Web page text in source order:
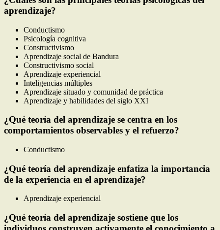
aprendizaje?
Conductismo
Psicología cognitiva
Constructivismo
Aprendizaje social de Bandura
Constructivismo social
Aprendizaje experiencial
Inteligencias múltiples
Aprendizaje situado y comunidad de práctica
Aprendizaje y habilidades del siglo XXI
¿Qué teoría del aprendizaje se centra en los
comportamientos observables y el refuerzo?
Conductismo
¿Qué teoría del aprendizaje enfatiza la importancia
de la experiencia en el aprendizaje?
Aprendizaje experiencial
¿Qué teoría del aprendizaje sostiene que los